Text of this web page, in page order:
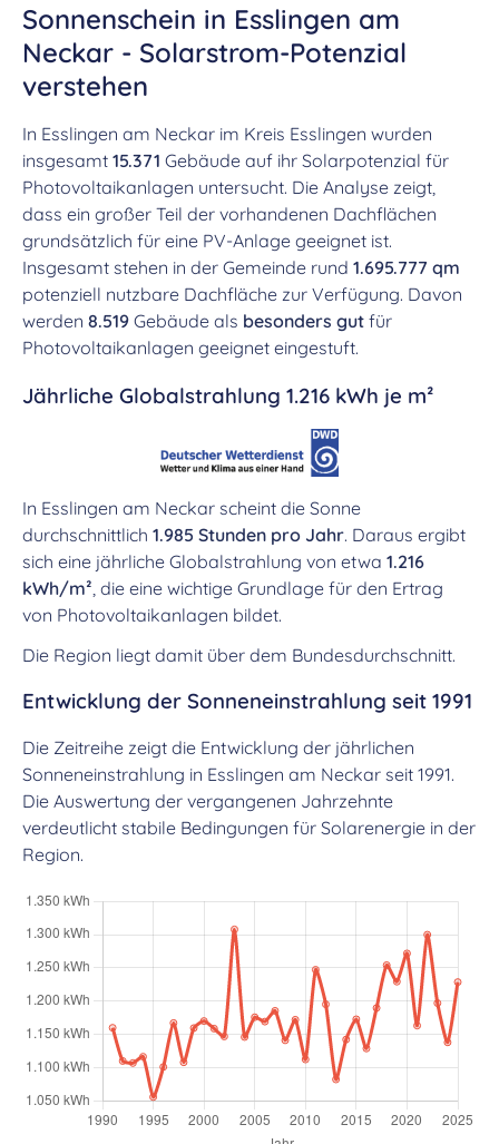
Sonnenschein in Esslingen am
Neckar - Solarstrom-Potenzial
verstehen
In Esslingen am Neckar im Kreis Esslingen wurden
insgesamt 15.371 Gebäude auf ihr Solarpotenzial für
Photovoltaikanlagen untersucht. Die Analyse zeigt,
dass ein großer Teil der vorhandenen Dachflächen
grundsätzlich für eine PV-Anlage geeignet ist.
Insgesamt stehen in der Gemeinde rund 1.695.777 qm
potenziell nutzbare Dachfläche zur Verfügung. Davon
werden 8.519 Gebäude als besonders gut für
Photovoltaikanlagen geeignet eingestuft.
Jährliche Globalstrahlung 1.216 kWh je m²
In Esslingen am Neckar scheint die Sonne
durchschnittlich 1.985 Stunden pro Jahr. Daraus ergibt
sich eine jährliche Globalstrahlung von etwa 1.216
kWh/m², die eine wichtige Grundlage für den Ertrag
von Photovoltaikanlagen bildet.
Die Region liegt damit über dem Bundesdurchschnitt.
Entwicklung der Sonneneinstrahlung seit 1991
Die Zeitreihe zeigt die Entwicklung der jährlichen
Sonneneinstrahlung in Esslingen am Neckar seit 1991.
Die Auswertung der vergangenen Jahrzehnte
verdeutlicht stabile Bedingungen für Solarenergie in der
Region.